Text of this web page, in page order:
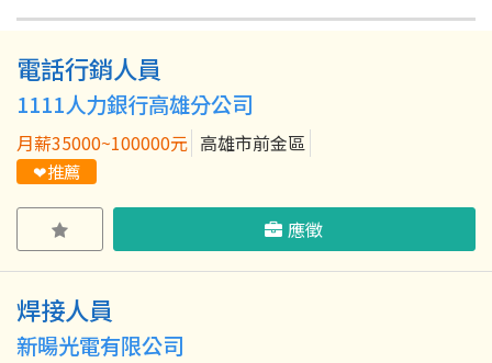
粉絲團
電話行銷人員
1111人力銀行高雄分公司
月薪35000~100000元 高雄市前金區
❤推薦
應徵
焊接人員
新暘光電有限公司